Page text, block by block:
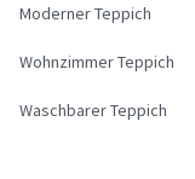
Moderner Teppich
Wohnzimmer Teppich
Waschbarer Teppich